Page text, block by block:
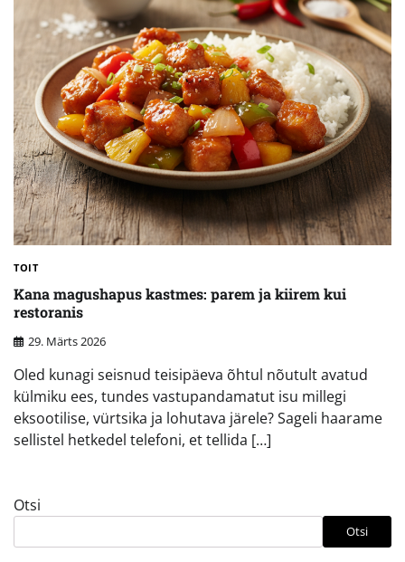
TOIT
Kana magushapus kastmes: parem ja kiirem kui
restoranis
29. Märts 2026
Oled kunagi seisnud teisipäeva õhtul nõutult avatud
külmiku ees, tundes vastupandamatut isu millegi
eksootilise, vürtsika ja lohutava järele? Sageli haarame
sellistel hetkedel telefoni, et tellida […]
Otsi
Otsi